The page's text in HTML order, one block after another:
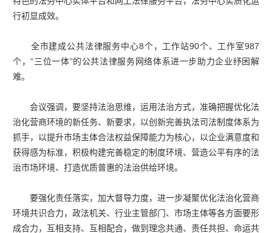
行初显成效。
全市建成公共法律服务中心8个，工作站90个、工作室987
个，“三位一体”的公共法律服务网络体系进一步助力企业纾困解
难。
会议强调，要坚持法治思维，运用法治方式，准确把握优化法
治化营商环境的新任务、新要求，以创新完善执法司法制度体系为
抓手，以提升市场主体合法权益保障能力为核心，以企业满意度和
获得感为标准，积极构建完善稳定的制度环境、营造公平有序的法
治市场环境、打造优质普惠的法治供给环境。
要强化责任落实，加大督导力度，进一步凝聚优化法治化营商
环境共识合力，政法机关、行业主管部门、市场主体等各方面要形
成合力，互相支持、互相配合，做到理念共通、责任共担、命运共